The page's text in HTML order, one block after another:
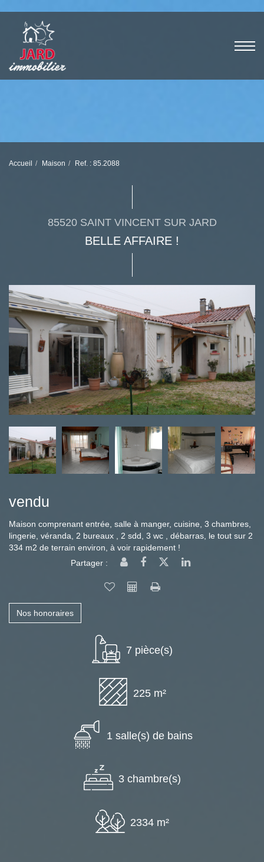
Accueil Maison Ref. : 85.2088
85520 SAINT VINCENT SUR JARD
BELLE AFFAIRE !
vendu
Maison comprenant entrée, salle à manger, cuisine, 3 chambres,
lingerie, véranda, 2 bureaux , 2 sdd, 3 wc , débarras, le tout sur 2
334 m2 de terrain environ, à voir rapidement !
Partager :
Nos honoraires
7 pièce(s)
225 m²
1 salle(s) de bains
3 chambre(s)
2334 m²